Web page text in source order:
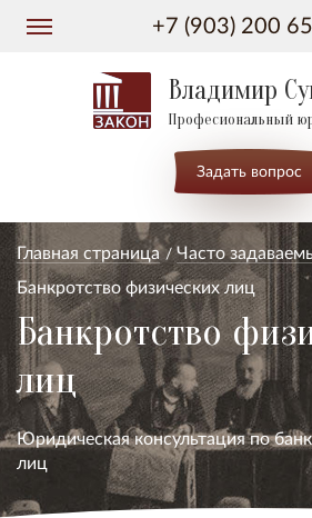
+7 (903) 200
Владимир
Професиональный
Задать вопрос
Главная страница
Часто
Банкротство физических лиц
Банкротство
лиц
Юридическая консультация по
лиц